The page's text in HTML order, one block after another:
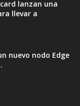
lanzan una
llevar a
nuevo nodo Edge